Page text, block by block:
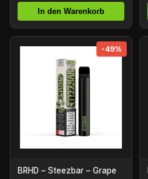
In den Warenkorb
-49%
BRHD – Steezbar – Grape